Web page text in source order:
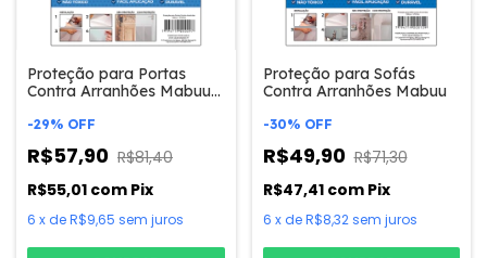
Proteção para Portas
Contra Arranhões Mabuu
-29% OFF
R$57,90 R$81,40
R$55,01 com Pix
6 x deR$9,65 sem juros
Proteção para Sofás
Contra Arranhões Mabuu
-30% OFF
R$49,90 R$71,30
R$47,41 com Pix
6 x deR$8,32 sem juros